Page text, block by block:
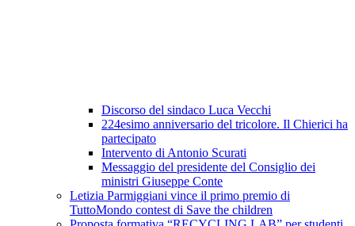
Discorso del sindaco Luca Vecchi
224esimo anniversario del tricolore. Il Chierici ha
partecipato
Intervento di Antonio Scurati
Messaggio del presidente del Consiglio dei
ministri Giuseppe Conte
Letizia Parmiggiani vince il primo premio di
TuttoMondo contest di Save the children